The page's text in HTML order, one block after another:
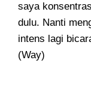
saya
dulu. Nanti
intens lagi
(Way)